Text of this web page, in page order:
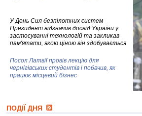
У День Сил безпілотних систем
Президент відзначив досвід України у
застосуванні технологій та закликав
пам'ятати, якою ціною він здобувається
Посол Латвії провів лекцію для
чернігівських студентів і побачив, як
працює місцевий бізнес
колекцію про війну, емоції та тварин
ПОДІЇ ДНЯ